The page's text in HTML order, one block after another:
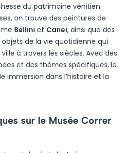
du patrimoine vénitien.
on trouve des peintures de
Bellini et Canei, ainsi que des
de la vie quotidienne qui
à travers les siècles. Avec des
et des thèmes spécifiques, le
immersion dans l’histoire et la
sur le Musée Correr